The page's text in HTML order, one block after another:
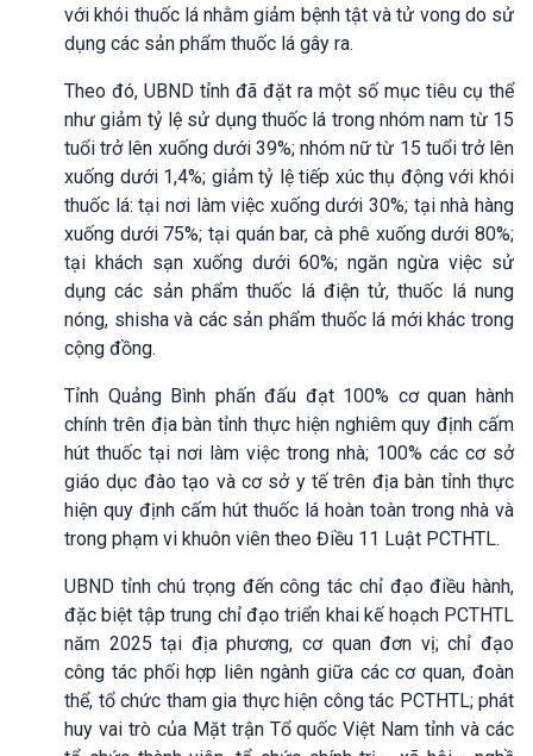
với khói thuốc lá nhằm giảm bệnh tật và tử vong do sử
dụng các sản phẩm thuốc lá gây ra.
Theo đó, UBND tỉnh đã đặt ra một số mục tiêu cụ thể
như giảm tỷ lệ sử dụng thuốc lá trong nhóm nam từ 15
tuổi trở lên xuống dưới 39%; nhóm nữ từ 15 tuổi trở lên
xuống dưới 1,4%; giảm tỷ lệ tiếp xúc thụ động với khói
thuốc lá: tại nơi làm việc xuống dưới 30%; tại nhà hàng
xuống dưới 75%; tại quán bar, cà phê xuống dưới 80%;
tại khách sạn xuống dưới 60%; ngăn ngừa việc sử
dụng các sản phẩm thuốc lá điện tử, thuốc lá nung
nóng, shisha và các sản phẩm thuốc lá mới khác trong
cộng đồng.
Tỉnh Quảng Bình phấn đấu đạt 100% cơ quan hành
chính trên địa bàn tỉnh thực hiện nghiêm quy định cấm
hút thuốc tại nơi làm việc trong nhà; 100% các cơ sở
giáo dục đào tạo và cơ sở y tế trên địa bàn tỉnh thực
hiện quy định cấm hút thuốc lá hoàn toàn trong nhà và
trong phạm vi khuôn viên theo Điều 11 Luật PCTHTL.
UBND tỉnh chú trọng đến công tác chỉ đạo điều hành,
đặc biệt tập trung chỉ đạo triển khai kế hoạch PCTHTL
năm 2025 tại địa phương, cơ quan đơn vị; chỉ đạo
công tác phối hợp liên ngành giữa các cơ quan, đoàn
thể, tổ chức tham gia thực hiện công tác PCTHTL; phát
huy vai trò của Mặt trận Tổ quốc Việt Nam tỉnh và các